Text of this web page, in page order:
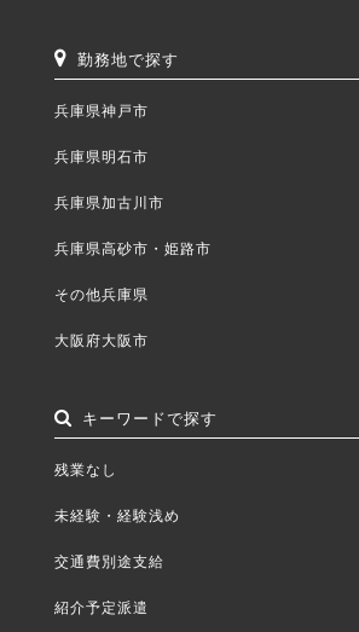
勤務地で探す
兵庫県神戸市
兵庫県明石市
兵庫県加古川市
兵庫県高砂市・姫路市
その他兵庫県
大阪府大阪市
キーワードで探す
残業なし
未経験・経験浅め
交通費別途支給
紹介予定派遣